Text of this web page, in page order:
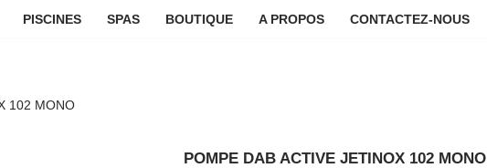
PISCINES SPAS BOUTIQUE A PROPOS CONTACTEZ-NOUS
102 MONO
POMPE DAB ACTIVE JETINOX 102 MONO